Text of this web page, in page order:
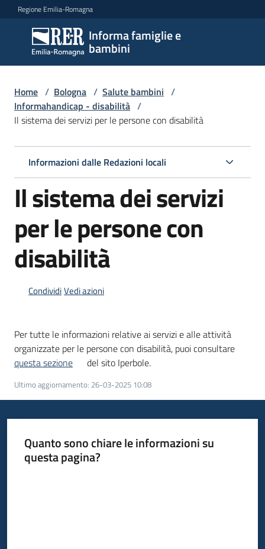
Vai al contenuto
Vai alla navigazione
Vai al footer
Regione Emilia-Romagna
Informa famiglie e
bambini
Informa
famiglie
e
bambini
per
le
famiglie
Home / Bologna / Salute bambini /
Informahandicap - disabilità /
Il sistema dei servizi per le persone con disabilità
Informazioni dalle Redazioni locali
Il sistema dei servizi
per le persone con
disabilità
CondividiVedi azioni
Per tutte le informazioni relative ai servizi e alle attività
organizzate per le persone con disabilità, puoi consultare
questa sezione
del sito Iperbole.
Ultimo aggiornamento: 26-03-2025 10:08
Quanto sono chiare le informazioni su
questa pagina?